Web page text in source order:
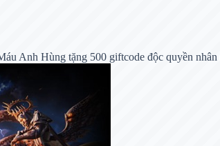
Anh Hùng tặng 500 giftcode độc quyền nhân